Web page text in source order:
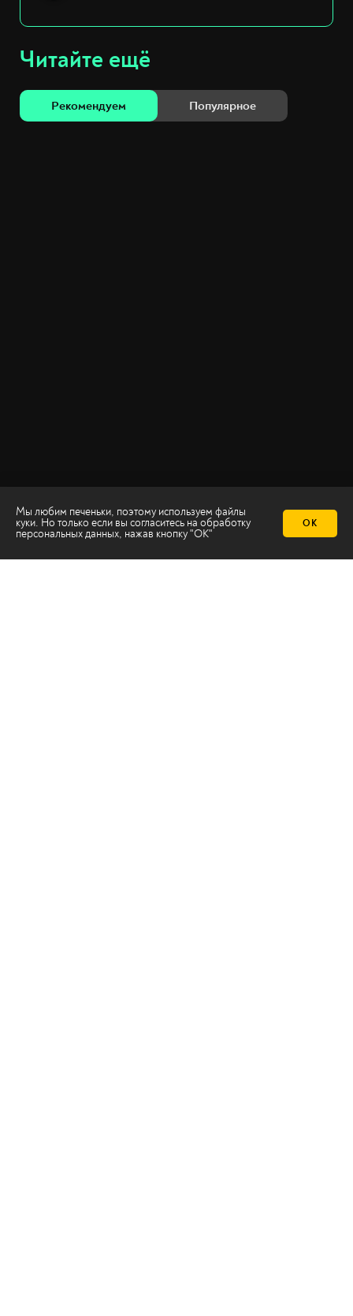
Читайте ещё
Рекомендуем Популярное
Мы любим печеньки, поэтому используем файлы
куки. Но только если вы согласитесь на обработку
персональных данных, нажав кнопку "ОК"
ОК